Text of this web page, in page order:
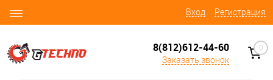
Вход Регистрация
8(812)612-44-60
Заказать звонок
0